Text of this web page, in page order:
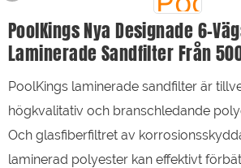
PoolKings Nya Designade 6-
Laminerade Sandfilter Från
PoolKings laminerade sandfilter är
högkvalitativ och branschledande
Och glasfiberfiltret av
laminerad polyester kan effektivt